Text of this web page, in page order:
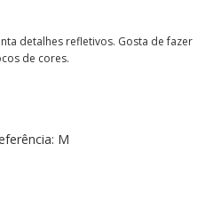
detalhes refletivos. Gosta de fazer
de cores.
M